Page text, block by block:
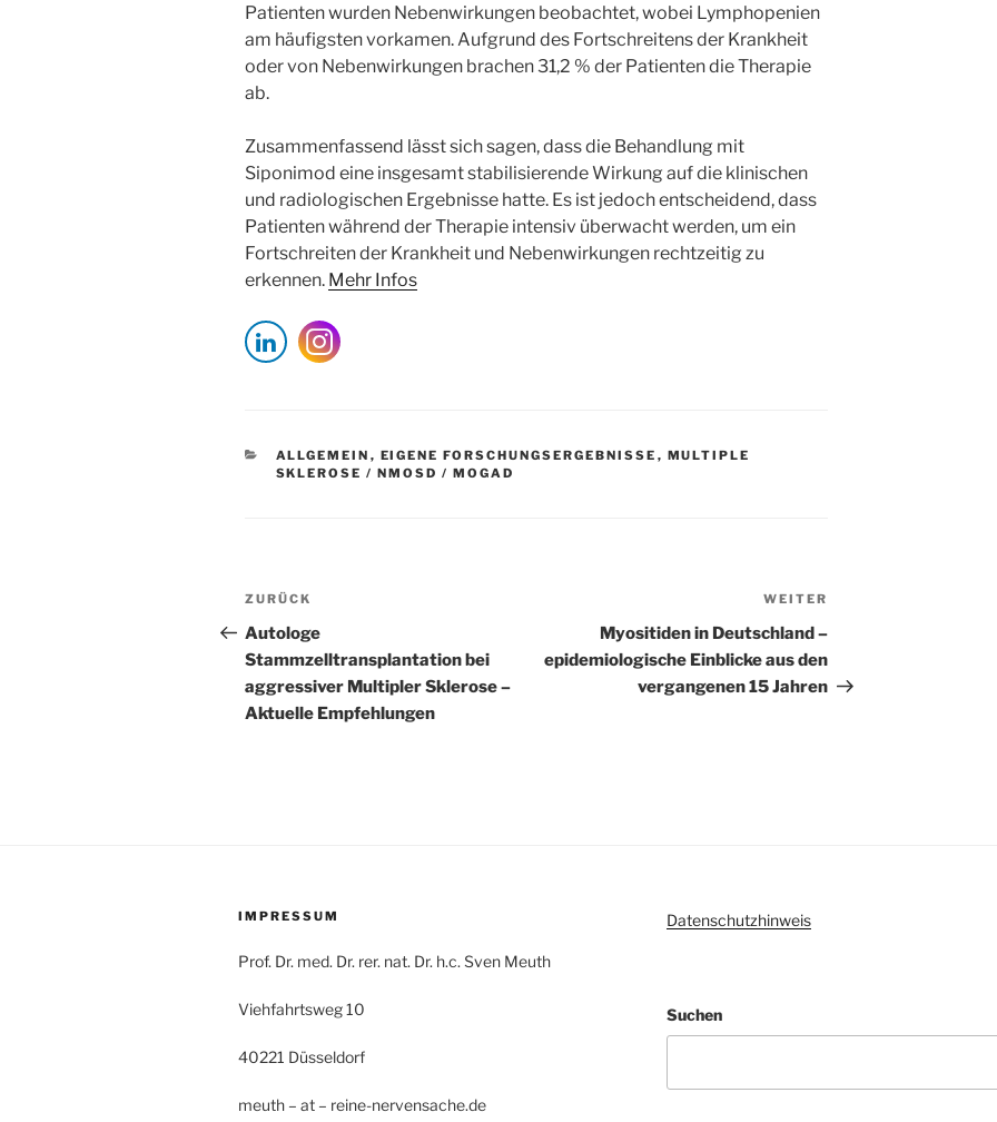
Patienten wurden Nebenwirkungen beobachtet, wobei Lymphopenien
am häufigsten vorkamen. Aufgrund des Fortschreitens der Krankheit
oder von Nebenwirkungen brachen 31,2 % der Patienten die Therapie
ab.
Zusammenfassend lässt sich sagen, dass die Behandlung mit
Siponimod eine insgesamt stabilisierende Wirkung auf die klinischen
und radiologischen Ergebnisse hatte. Es ist jedoch entscheidend, dass
Patienten während der Therapie intensiv überwacht werden, um ein
Fortschreiten der Krankheit und Nebenwirkungen rechtzeitig zu
erkennen. Mehr Infos
KATEGORIEN
ALLGEMEIN , EIGENE FORSCHUNGSERGEBNISSE , MULTIPLE
SKLEROSE / NMOSD / MOGAD
Beitragsnavigation
Vorheriger
Beitrag
ZURÜCK
Autologe
Stammzelltransplantation bei
aggressiver Multipler Sklerose –
Aktuelle Empfehlungen
Beitrag
WEITER
Myositiden in Deutschland –
epidemiologische Einblicke aus den
vergangenen 15 Jahren
IMPRESSUM
Prof. Dr. med. Dr. rer. nat. Dr. h.c. Sven Meuth
Viehfahrtsweg 10
40221 Düsseldorf
meuth – at – reine-nervensache.de
Datenschutzhinweis
Suchen